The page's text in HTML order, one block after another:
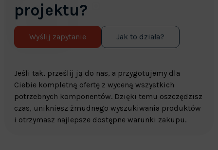
projektu?
Wyślij zapytanie Jak to działa?
Jeśli tak, prześlij ją do nas, a przygotujemy dla
Ciebie kompletną ofertę z wyceną wszystkich
potrzebnych komponentów. Dzięki temu oszczędzisz
czas, unikniesz żmudnego wyszukiwania produktów
i otrzymasz najlepsze dostępne warunki zakupu.